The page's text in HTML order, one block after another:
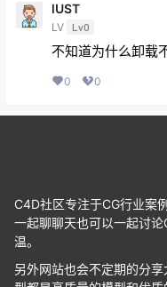
lUST
LV Lv0
不知道为什么卸载
0 0
C4D社区专注于CG行业案
一起聊聊天也可以一起讨
温。
另外网站也会不定期的分